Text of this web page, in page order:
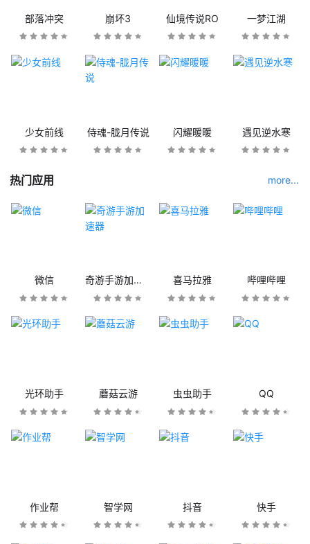
部落冲突 崩坏3 仙境传说RO 一梦江湖
少女前线 侍魂-胧月传说 闪耀暖暖 遇见逆水寒
热门应用 more...
微信 奇游手游加速器 喜马拉雅 哔哩哔哩
光环助手 蘑菇云游 虫虫助手 QQ
作业帮 智学网 抖音 快手